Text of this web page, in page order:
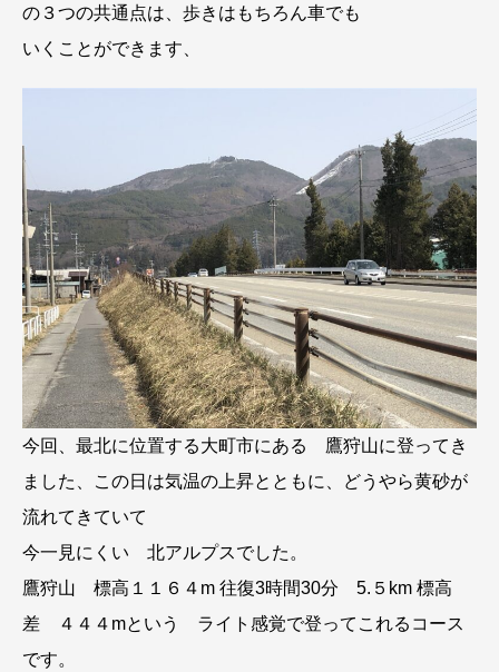
の３つの共通点は、歩きはもちろん車でも
いくことができます、
今回、最北に位置する大町市にある 鷹狩山に登ってき
ました、この日は気温の上昇とともに、どうやら黄砂が
流れてきていて
今一見にくい 北アルプスでした。
鷹狩山 標高１１６４m 往復3時間30分 5.５km 標高
差 ４４４mという ライト感覚で登ってこれるコース
です。